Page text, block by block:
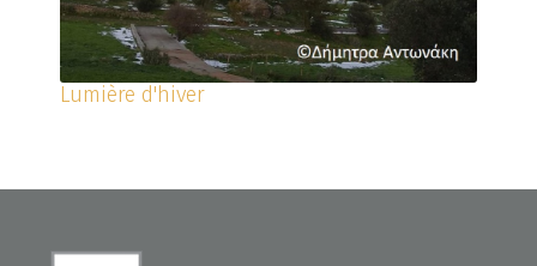
Lumière d'hiver